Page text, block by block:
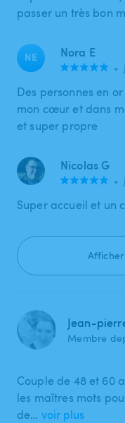
passer un très bon
NE Nora E
•
Des personnes en
mon cœur et dans
et super propre
Nicolas G
•
Super accueil et un
Jean-
Membre
Couple de 48 et 60
les maîtres mots
de… voir plus